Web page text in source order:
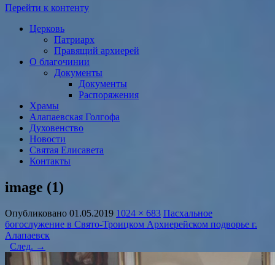
Перейти к контенту
Церковь
Патриарх
Правящий архиерей
О благочинии
Документы
Документы
Распоряжения
Храмы
Алапаевская Голгофа
Духовенство
Новости
Святая Елисавета
Контакты
image (1)
Опубликовано 01.05.2019 1024 × 683 Пасхальное
богослужение в Свято-Троицком Архиерейском подворье г.
Алапаевск
След. →